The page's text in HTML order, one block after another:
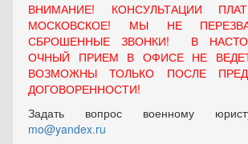
ВНИМАНИЕ! КОНСУЛЬТАЦИИ
МОСКОВСКОЕ! МЫ НЕ
СБРОШЕННЫЕ ЗВОНКИ! В
ОЧНЫЙ ПРИЕМ В ОФИСЕ НЕ
ВОЗМОЖНЫ ТОЛЬКО ПОСЛЕ
ДОГОВОРЕННОСТИ!
Задать вопрос военному
mo@yandex.ru